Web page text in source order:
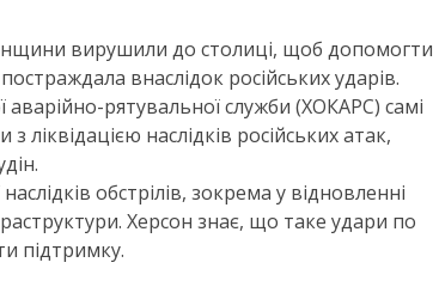
вирушили до столиці, щоб допомогти
внаслідок російських ударів.
рятувальної служби (ХОКАРС) самі
наслідків російських атак,
обстрілів, зокрема у відновленні
Херсон знає, що таке удари по
підтримку.